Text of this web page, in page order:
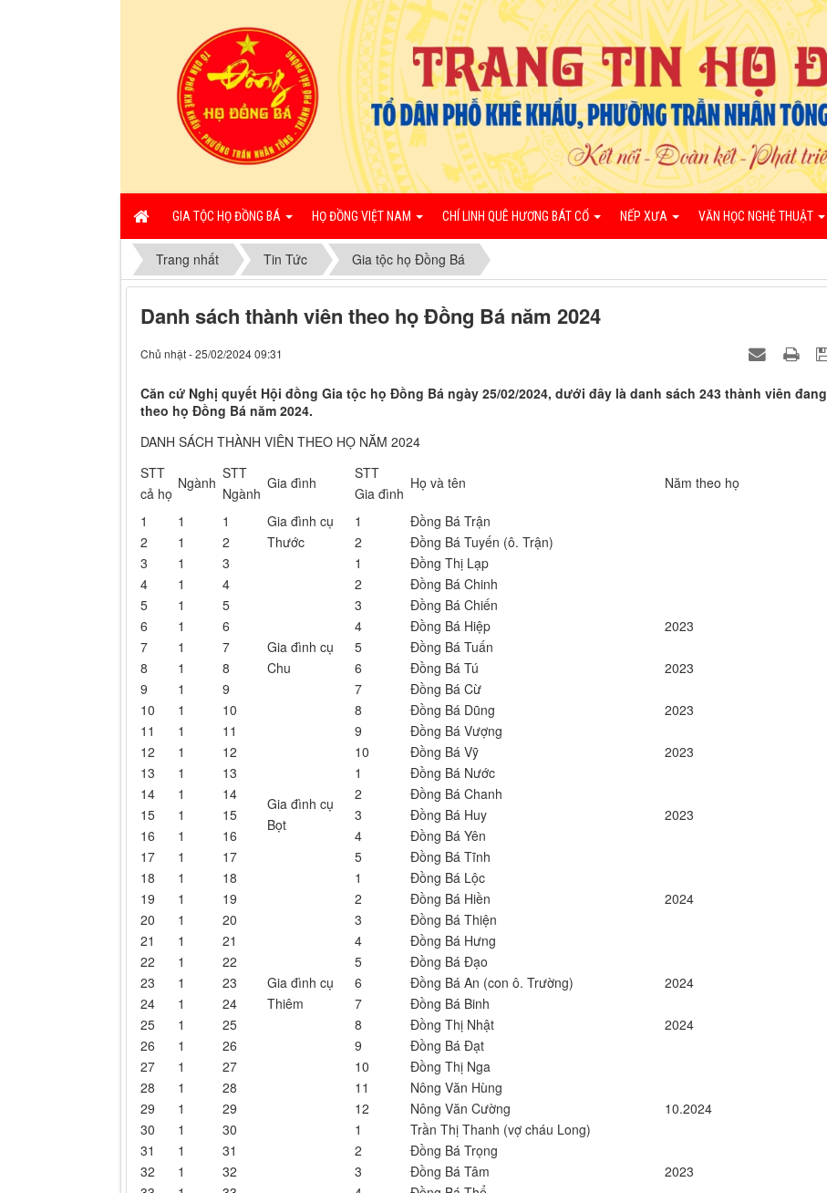
GIA TỘC HỌ ĐỒNG BÁ HỌ ĐỒNG VIỆT NAM CHÍ LINH QUÊ HƯƠNG BÁT CỔ NẾP XƯA VĂN HỌC NGHỆ THUẬT
Trang nhất Tin Tức Gia tộc họ Đồng Bá
Danh sách thành viên theo họ Đồng Bá năm 2024
Chủ nhật - 25/02/2024 09:31
Căn cứ Nghị quyết Hội đồng Gia tộc họ Đồng Bá ngày 25/02/2024, dưới đây là danh sách 243 thành viên đang
theo họ Đồng Bá năm 2024.
DANH SÁCH THÀNH VIÊN THEO HỌ NĂM 2024
STT
cả họ
Ngành
STT
Ngành
Gia đình
STT
Gia đình
Họ và tên Năm theo họ
1 1 1
Gia đình cụ
Thước
1
Đồng Bá Trận
2
1 2 2
Đồng Bá Tuyến (ô. Trận)
3
1 3
Gia đình cụ
Chu
1
Đồng Thị Lạp
4
1 4 2
Đồng Bá Chinh
5
1 5 3
Đồng Bá Chiến
6
1 6 4 Đồng Bá Hiệp
2023
7
1 7 5
Đồng Bá Tuấn
8
1 8 6 Đồng Bá Tú
2023
9
1 9 7
Đồng Bá Cừ
10
1 10 8 Đồng Bá Dũng
2023
11
1 11 9
Đồng Bá Vượng
12
1 12 10 Đồng Bá Vỹ
2023
13
1
13
Gia đình cụ
Bọt
1
Đồng Bá Nước
14
1 14 2
Đồng Bá Chanh
15
1 15 3 Đồng Bá Huy
2023
16
1 16 4
Đồng Bá Yên
17
1 17 5
Đồng Bá Tĩnh
18
1 18
Gia đình cụ
Thiêm
1
Đồng Bá Lộc
19
1 19 2 Đồng Bá Hiền
2024
20
1 20 3
Đồng Bá Thiện
21
1 21 4
Đồng Bá Hưng
22
1 22 5
Đồng Bá Đạo
23
1 23 6 Đồng Bá An (con ô. Trường)
2024
24
1 24 7
Đồng Bá Binh
25
1 25 8 Đồng Thị Nhật
2024
26
1 26 9
Đồng Bá Đạt
27
1 27 10
Đồng Thị Nga
28
1 28 11
Nông Văn Hùng
29
1 29 12 Nông Văn Cường
10.2024
30
1 30 1
Trần Thị Thanh (vợ cháu Long)
31
1 31 2
Đồng Bá Trọng
32
1 32 3 Đồng Bá Tâm
2023